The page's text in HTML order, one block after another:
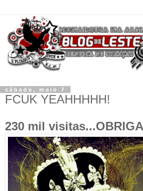
sábado, maio 7
FCUK YEAHHHHH!
230 mil